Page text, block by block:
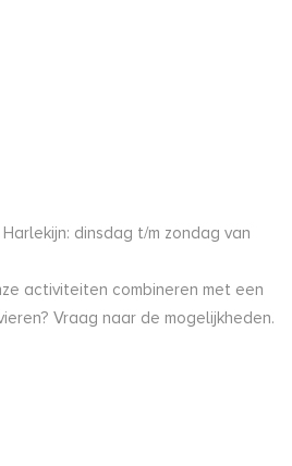
dinsdag t/m zondag van
activiteiten combineren met een
Vraag naar de mogelijkheden.